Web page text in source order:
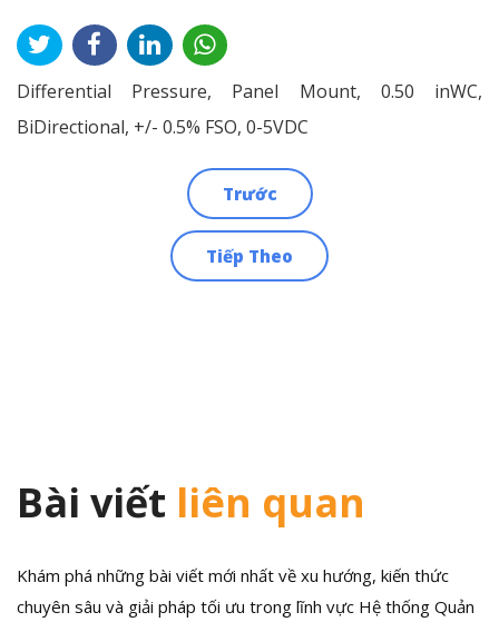
Differential Pressure, Panel Mount, 0.50 inWC,
BiDirectional, +/- 0.5% FSO, 0-5VDC
Trước
Tiếp Theo
Bài viết liên quan
Khám phá những bài viết mới nhất về xu hướng, kiến thức
chuyên sâu và giải pháp tối ưu trong lĩnh vực Hệ thống Quản